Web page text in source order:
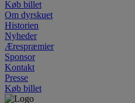
Køb billet
Om dyrskuet
Historien
Nyheder
Ærespræmier
Sponsor
Kontakt
Presse
Køb billet